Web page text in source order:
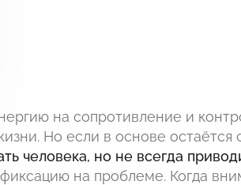
на сопротивление и
Но если в основе
человека, но не всегда
на проблеме. Когда